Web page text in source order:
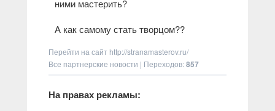
ними мастерить?
А как самому стать творцом??
Перейти на сайт http://stranamasterov.ru/
Все партнерские новости | Переходов:857
На правах рекламы: